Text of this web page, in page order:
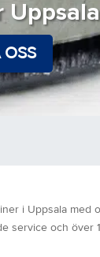
Uppsala
i Uppsala med
service och över